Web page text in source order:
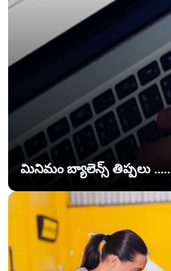
మినిమం బ్యాలెన్స్ తిప్పలు .....